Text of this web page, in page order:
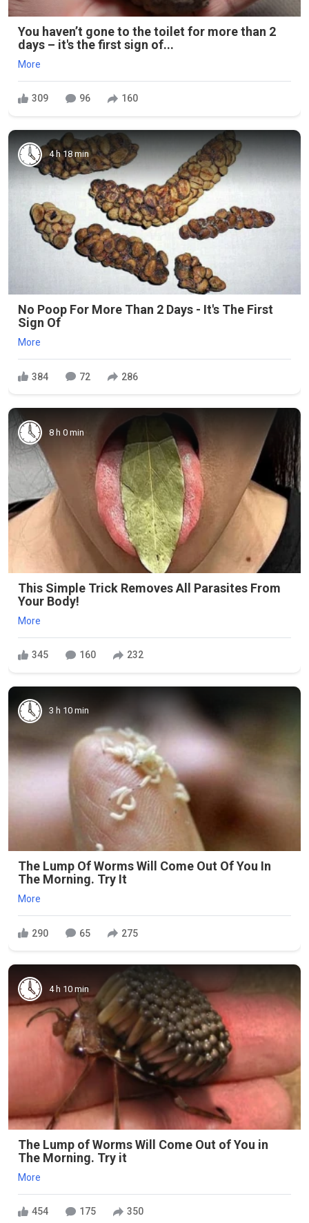
You haven’t gone to the toilet for more than 2
days – it's the first sign of...
More
309 96 160
4 h 18 min
No Poop For More Than 2 Days - It's The First
Sign Of
More
384 72 286
8 h 0 min
This Simple Trick Removes All Parasites From
Your Body!
More
345 160 232
3 h 10 min
The Lump Of Worms Will Come Out Of You In
The Morning. Try It
More
290 65 275
4 h 10 min
The Lump of Worms Will Come Out of You in
The Morning. Try it
More
454 175 350